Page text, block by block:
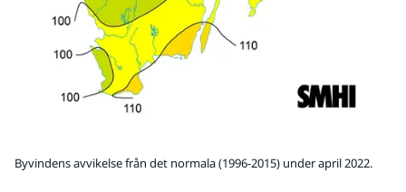
Byvindens avvikelse från det normala (1996-2015) under april 2022.